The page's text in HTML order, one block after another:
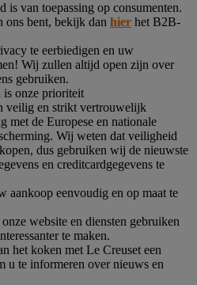
is van toepassing op consumenten.
ons bent, bekijk dan hier het B2B-
te eerbiedigen en uw
Wij zullen altijd open zijn over
gebruiken.
onze prioriteit
veilig en strikt vertrouwelijk
met de Europese en nationale
Wij weten dat veiligheid
dus gebruiken wij de nieuwste
en creditcardgegevens te
aankoop eenvoudig en op maat te
website en diensten gebruiken
te maken.
het koken met Le Creuset een
u te informeren over nieuws en